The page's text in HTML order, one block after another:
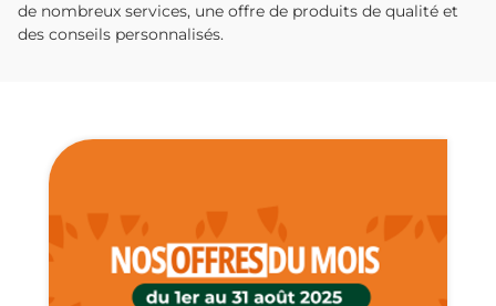
de nombreux services, une offre de produits de qualité et
des conseils personnalisés.